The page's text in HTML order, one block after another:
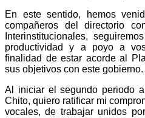
En este sentido, hemos
compañeros del directorio
Interinstitucionales,
productividad y a poyo a
finalidad de estar acorde al
sus objetivos con este gobierno.
Al iniciar el segundo periodo
Chito, quiero ratificar mi
vocales, de trabajar unidos